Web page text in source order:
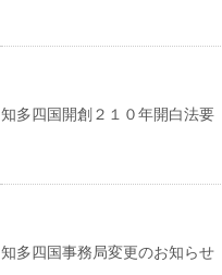
知多四国開創２１０年開白法要
知多四国事務局変更のお知らせ